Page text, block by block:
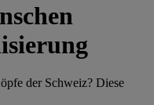
der Schweiz? Diese